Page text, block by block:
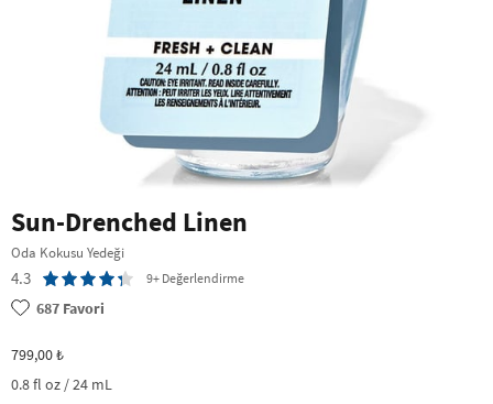
Sun-Drenched Linen
Oda Kokusu Yedeği
4.3 9+ Değerlendirme
687 Favori
799,00 ₺
0.8 fl oz / 24 mL